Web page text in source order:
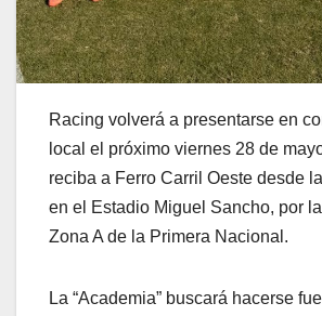
Racing volverá a presentarse en
local el próximo viernes 28 de
reciba a Ferro Carril Oeste desde
en el Estadio Miguel Sancho, por
Zona A de la Primera Nacional.
La “Academia” buscará hacerse